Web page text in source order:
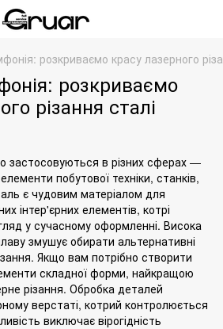
розкриваємо красу лазерного
розкриваємо
різання сталі
застосовуються в різних сферах —
побутової техніки, станків,
є чудовим матеріалом для
інтер'єрних елементів, котрі
у сучасному оформленні. Висока
змушує обирати альтернативні
Якщо вам потрібно створити
складної форми, найкращою
різання. Обробка деталей
верстаті, котрий контролюється
виключає вірогідність